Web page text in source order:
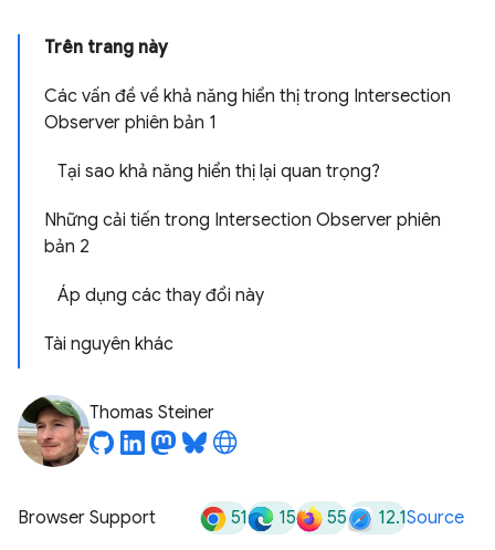
Trên trang này
Các vấn đề về khả năng hiển thị trong Intersection
Observer phiên bản 1
Tại sao khả năng hiển thị lại quan trọng?
Những cải tiến trong Intersection Observer phiên
bản 2
Áp dụng các thay đổi này
Tài nguyên khác
Thomas Steiner
Browser Support 51 15 55 12.1Source